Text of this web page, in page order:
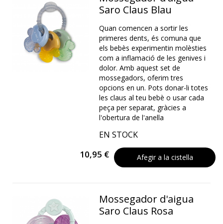
Saro Claus Blau
Quan comencen a sortir les
primeres dents, és comuna que
els bebès experimentin molèsties
com a inflamació de les genives i
dolor. Amb aquest set de
mossegadors, oferim tres
opcions en un. Pots donar-li totes
les claus al teu bebè o usar cada
peça per separat, gràcies a
l'obertura de l'anella
EN STOCK
10,95 € Afegir a la cistella
Mossegador d'aigua
Saro Claus Rosa